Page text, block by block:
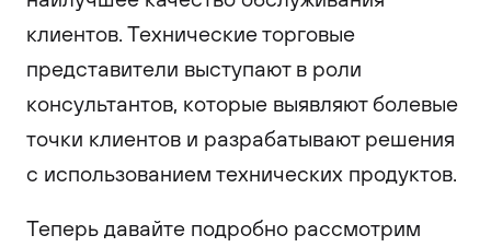
клиентов. Технические торговые
представители выступают в роли
консультантов, которые выявляют болевые
точки клиентов и разрабатывают решения
с использованием технических продуктов.
Теперь давайте подробно рассмотрим